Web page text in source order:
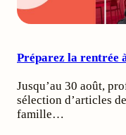
Préparez la rentrée
Jusqu’au 30 août,
sélection d’articles
famille…